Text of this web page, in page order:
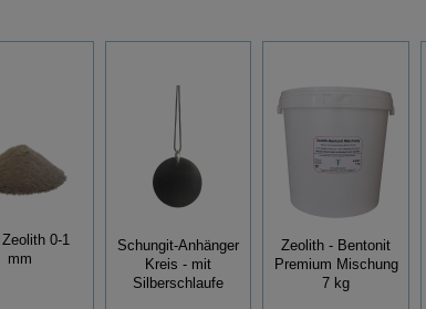
0-1
mm
Schungit-Anhänger
Kreis - mit
Silberschlaufe
Zeolith - Bentonit
Premium Mischung
7 kg